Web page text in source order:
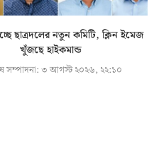
ছাত্রদলের নতুন কমিটি, ক্লিন ইমেজ
খুঁজছে হাইকমান্ড
সম্পাদনা:৩ আগস্ট ২০২৬, ২২:১০